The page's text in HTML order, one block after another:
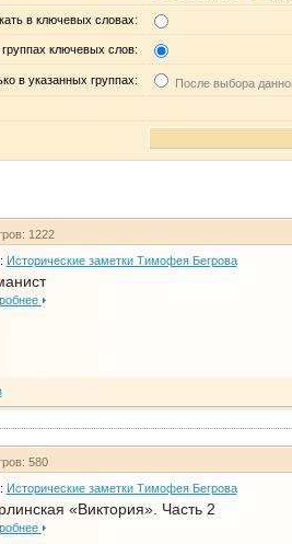
в ключевых словах:
ключевых слов:
в указанных группах: После выбора
1222
Исторические заметки Тимофея Бегрова
580
Исторические заметки Тимофея Бегрова
«Виктория». Часть 2